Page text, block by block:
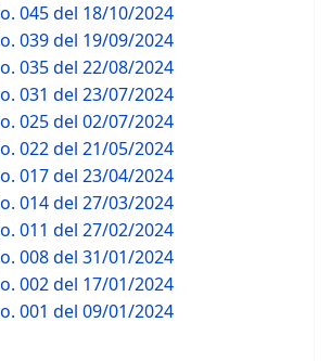
045 del 18/10/2024
039 del 19/09/2024
035 del 22/08/2024
031 del 23/07/2024
025 del 02/07/2024
022 del 21/05/2024
017 del 23/04/2024
014 del 27/03/2024
011 del 27/02/2024
008 del 31/01/2024
002 del 17/01/2024
001 del 09/01/2024